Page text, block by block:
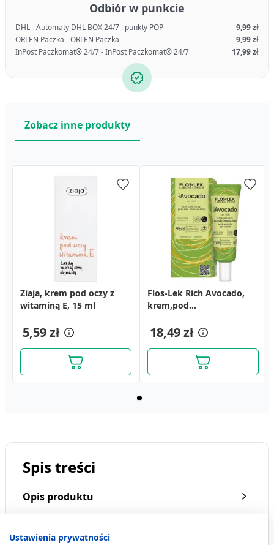
Odbiór w punkcie
DHL - Automaty DHL BOX 24/7 i punkty POP
9,99 zł
ORLEN Paczka - ORLEN Paczka
9,99 zł
InPost Paczkomat® 24/7 - InPost Paczkomat® 24/7
17,99 zł
Zobacz inne produkty
Ziaja, krem pod oczy z
witaminą E, 15 ml
5,59 zł
Flos-Lek Rich Avocado,
krem,pod
18,49 zł
Spis treści
Opis produktu
Ustawienia prywatności